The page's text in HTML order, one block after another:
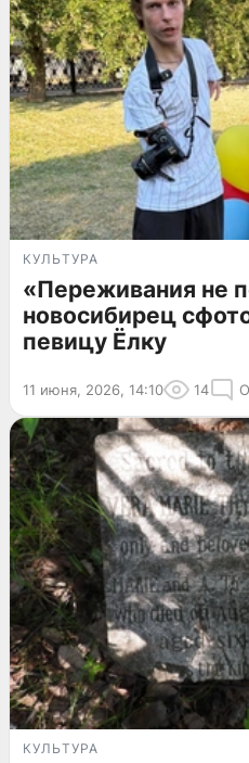
КУЛЬТУРА
«Переживания не
новосибирец
певицу Ёлку
11 июня, 2026, 14:10 14
КУЛЬТУРА